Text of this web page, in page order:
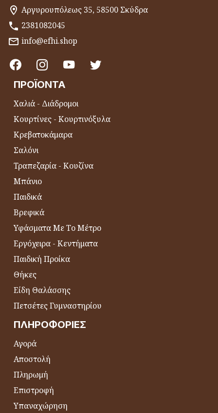
Αργυρουπόλεως 35, 58500 Σκύδρα
2381082045
info@efhi.shop
ΠΡΟΪΌΝΤΑ
Χαλιά - Διάδρομοι
Κουρτίνες - Κουρτινόξυλα
Κρεβατοκάμαρα
Σαλόνι
Τραπεζαρία - Κουζίνα
Μπάνιο
Παιδικά
Βρεφικά
Υφάσματα Με Το Μέτρο
Εργόχειρα - Κεντήματα
Παιδική Προίκα
Θήκες
Είδη Θαλάσσης
Πετσέτες Γυμναστηρίου
ΠΛΗΡΟΦΟΡΊΕΣ
Αγορά
Αποστολή
Πληρωμή
Επιστροφή
Υπαναχώρηση